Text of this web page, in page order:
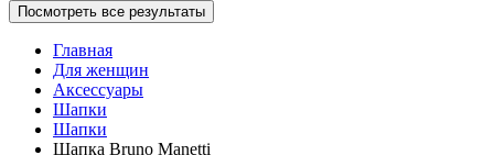
Посмотреть все результаты
Главная
Для женщин
Аксессуары
Шапки
Шапки
Шапка Bruno Manetti